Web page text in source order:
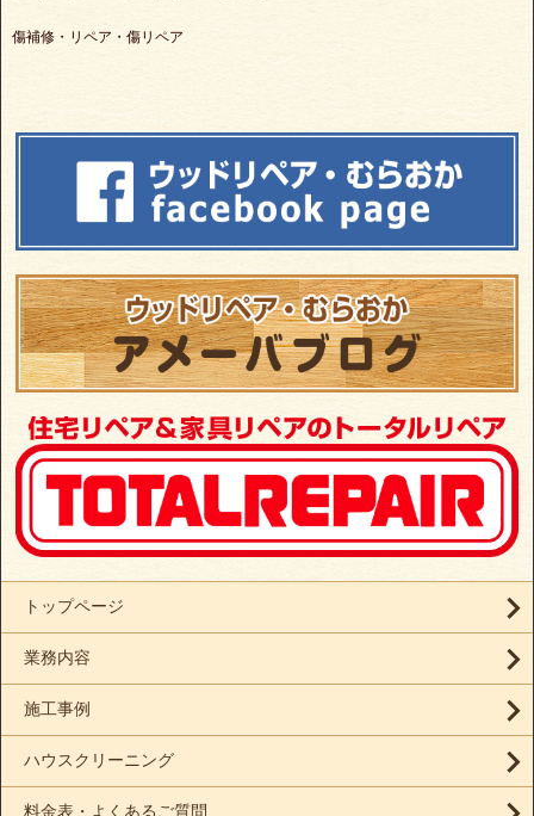
傷補修・リペア・傷リペア
トップページ
業務内容
施工事例
ハウスクリーニング
料金表・よくあるご質問